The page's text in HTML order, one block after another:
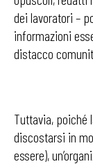
dei lavoratori –
informazioni
distacco
Tuttavia, poiché
discostarsi in
essere),